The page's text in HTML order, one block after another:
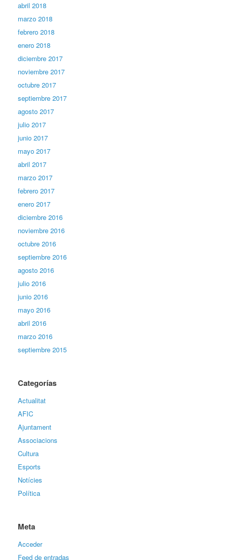
abril 2018
marzo 2018
febrero 2018
enero 2018
diciembre 2017
noviembre 2017
octubre 2017
septiembre 2017
agosto 2017
julio 2017
junio 2017
mayo 2017
abril 2017
marzo 2017
febrero 2017
enero 2017
diciembre 2016
noviembre 2016
octubre 2016
septiembre 2016
agosto 2016
julio 2016
junio 2016
mayo 2016
abril 2016
marzo 2016
septiembre 2015
Categorías
Actualitat
AFIC
Ajuntament
Associacions
Cultura
Esports
Notícies
Política
Meta
Acceder
Feed de entradas